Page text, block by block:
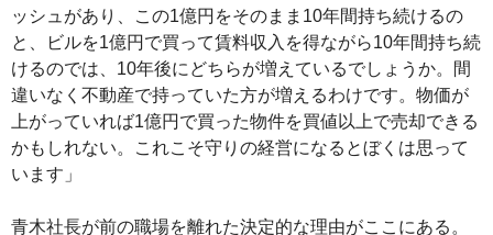
ッシュがあり、この1億円をそのまま10年間持ち続けるの
と、ビルを1億円で買って賃料収入を得ながら10年間持ち続
けるのでは、10年後にどちらが増えているでしょうか。間
違いなく不動産で持っていた方が増えるわけです。物価が
上がっていれば1億円で買った物件を買値以上で売却できる
かもしれない。これこそ守りの経営になるとぼくは思って
います」
青木社長が前の職場を離れた決定的な理由がここにある。